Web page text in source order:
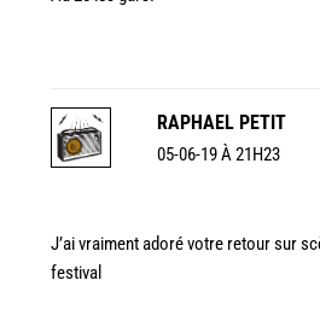
RAPHAEL PETIT
05-06-19 À 21H23
J’ai vraiment adoré votre retour sur
festival